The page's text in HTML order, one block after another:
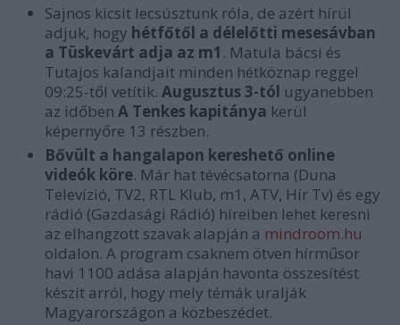
Sajnos kicsit lecsúsztunk róla, de azért hírül
adjuk, hogy hétfőtől a délelőtti mesesávban
a Tüskevárt adja az m1 . Matula bácsi és
Tutajos kalandjait minden hétköznap reggel
09:25-től vetítik. Augusztus 3-tól ugyanebben
az időben A Tenkes kapitánya kerül
képernyőre 13 részben.
Bővült a hangalapon kereshető online
videók köre. Már hat tévécsatorna (Duna
Televízió, TV2, RTL Klub, m1, ATV, Hír Tv) és egy
rádió (Gazdasági Rádió) híreiben lehet keresni
az elhangzott szavak alapján a mindroom.hu
oldalon. A program csaknem ötven hírműsor
havi 1100 adása alapján havonta összesítést
készít arról, hogy mely témák uralják
Magyarországon a közbeszédet.